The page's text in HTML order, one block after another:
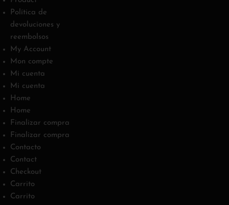
Política de
devoluciones y
reembolsos
My Account
Mon compte
Mi cuenta
Mi cuenta
Home
Home
Finalizar compra
Finalizar compra
Contacto
Contact
Checkout
Carrito
Carrito